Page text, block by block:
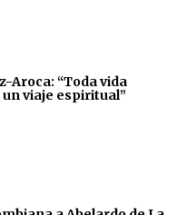
Aroca: “Toda vida
viaje espiritual”